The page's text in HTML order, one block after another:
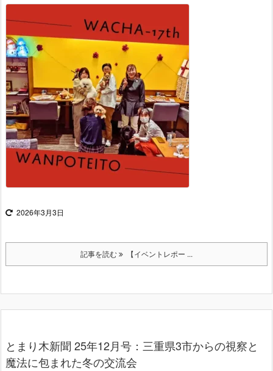
2026年3月3日
記事を読む 【イベントレポー ...
とまり木新聞 25年12月号：三重県3市からの視察と
魔法に包まれた冬の交流会